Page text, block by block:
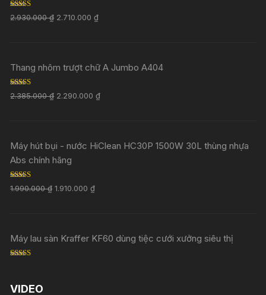
Rated 5.00
out of 5
2.930.000₫ 2.710.000₫
Thang nhôm trượt chữ A Jumbo A404
Rated 5.00
out of 5
2.385.000₫ 2.290.000₫
Máy hút bụi - nước HiClean HC30P 1500W 30L thùng nhựa
Abs chính hãng
Rated 5.00
out of 5
1.990.000₫ 1.910.000₫
Máy lau sàn Kraffer KF60 dùng tiệc cưới xưởng siêu thị
VIDEO